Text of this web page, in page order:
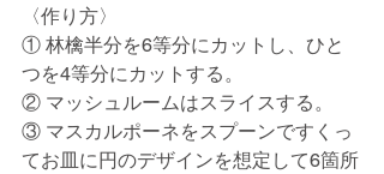
〈作り方〉
① 林檎半分を6等分にカットし、ひと
つを4等分にカットする。
② マッシュルームはスライスする。
③ マスカルポーネをスプーンですくっ
てお皿に円のデザインを想定して6箇所